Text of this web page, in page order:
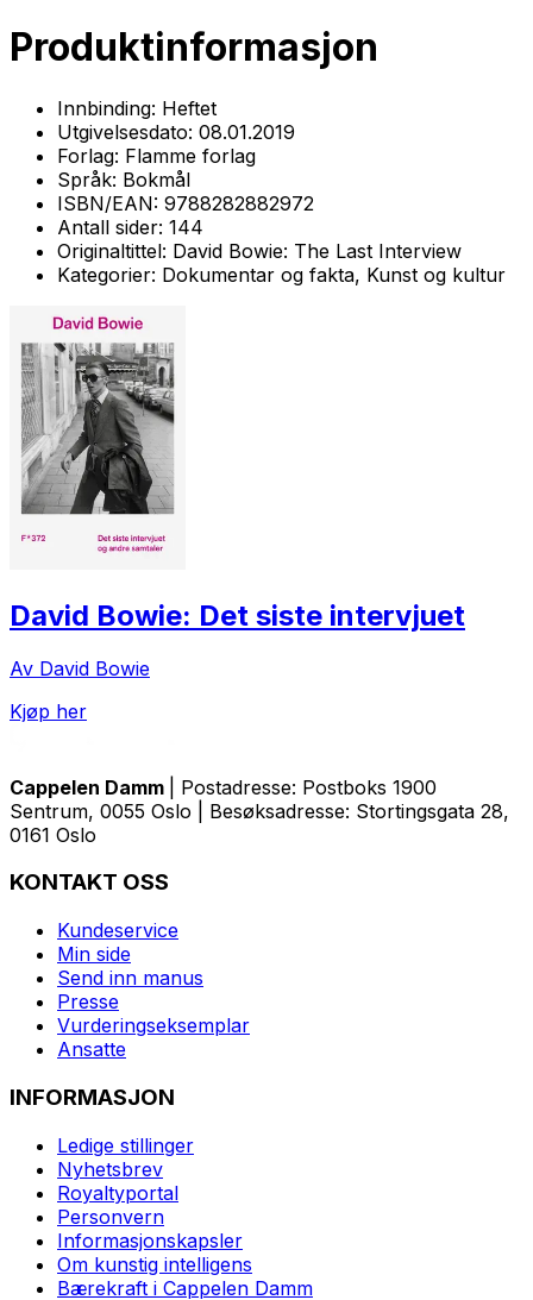
Produktinformasjon
Innbinding: Heftet
Utgivelsesdato: 08.01.2019
Forlag: Flamme forlag
Språk: Bokmål
ISBN/EAN: 9788282882972
Antall sider: 144
Originaltittel: David Bowie: The Last Interview
Kategorier: Dokumentar og fakta, Kunst og kultur
David Bowie: Det siste intervjuet
Av David Bowie
Kjøp her
Cappelen Damm
| Postadresse: Postboks 1900
Sentrum, 0055 Oslo | Besøksadresse: Stortingsgata 28,
0161 Oslo
KONTAKT OSS
Kundeservice
Min side
Send inn manus
Presse
Vurderingseksemplar
Ansatte
INFORMASJON
Ledige stillinger
Nyhetsbrev
Royaltyportal
Personvern
Informasjonskapsler
Om kunstig intelligens
Bærekraft i Cappelen Damm